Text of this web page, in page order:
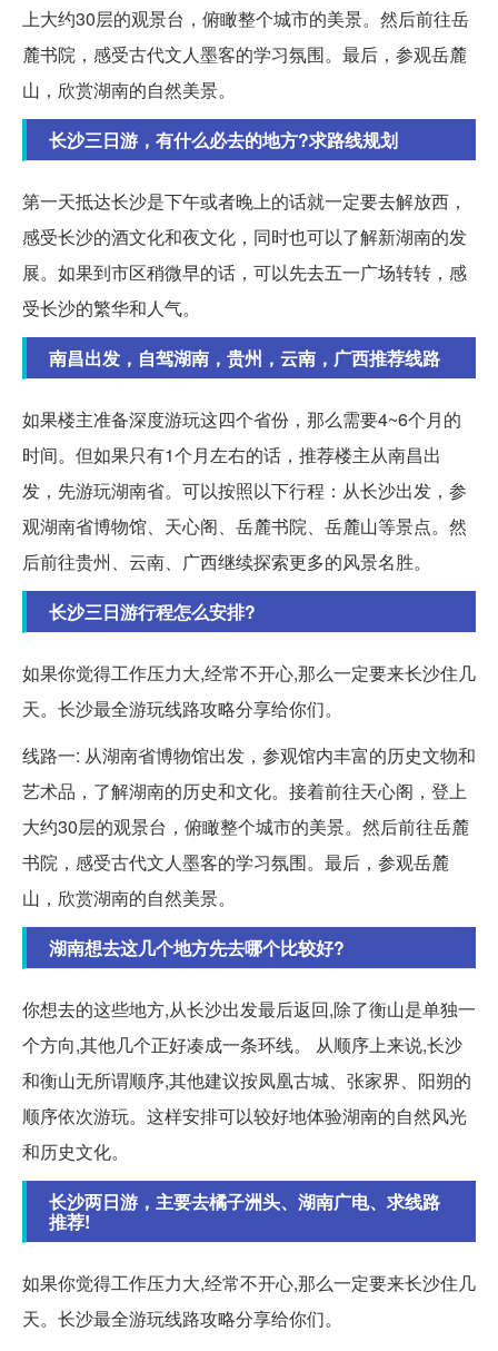
上大约30层的观景台，俯瞰整个城市的美景。然后前往岳
麓书院，感受古代文人墨客的学习氛围。最后，参观岳麓
山，欣赏湖南的自然美景。
长沙三日游，有什么必去的地方?求路线规划
第一天抵达长沙是下午或者晚上的话就一定要去解放西，
感受长沙的酒文化和夜文化，同时也可以了解新湖南的发
展。如果到市区稍微早的话，可以先去五一广场转转，感
受长沙的繁华和人气。
南昌出发，自驾湖南，贵州，云南，广西推荐线路
如果楼主准备深度游玩这四个省份，那么需要4~6个月的
时间。但如果只有1个月左右的话，推荐楼主从南昌出
发，先游玩湖南省。可以按照以下行程：从长沙出发，参
观湖南省博物馆、天心阁、岳麓书院、岳麓山等景点。然
后前往贵州、云南、广西继续探索更多的风景名胜。
长沙三日游行程怎么安排?
如果你觉得工作压力大,经常不开心,那么一定要来长沙住几
天。长沙最全游玩线路攻略分享给你们。
线路一: 从湖南省博物馆出发，参观馆内丰富的历史文物和
艺术品，了解湖南的历史和文化。接着前往天心阁，登上
大约30层的观景台，俯瞰整个城市的美景。然后前往岳麓
书院，感受古代文人墨客的学习氛围。最后，参观岳麓
山，欣赏湖南的自然美景。
湖南想去这几个地方先去哪个比较好?
你想去的这些地方,从长沙出发最后返回,除了衡山是单独一
个方向,其他几个正好凑成一条环线。 从顺序上来说,长沙
和衡山无所谓顺序,其他建议按凤凰古城、张家界、阳朔的
顺序依次游玩。这样安排可以较好地体验湖南的自然风光
和历史文化。
长沙两日游，主要去橘子洲头、湖南广电、求线路
推荐!
如果你觉得工作压力大,经常不开心,那么一定要来长沙住几
天。长沙最全游玩线路攻略分享给你们。